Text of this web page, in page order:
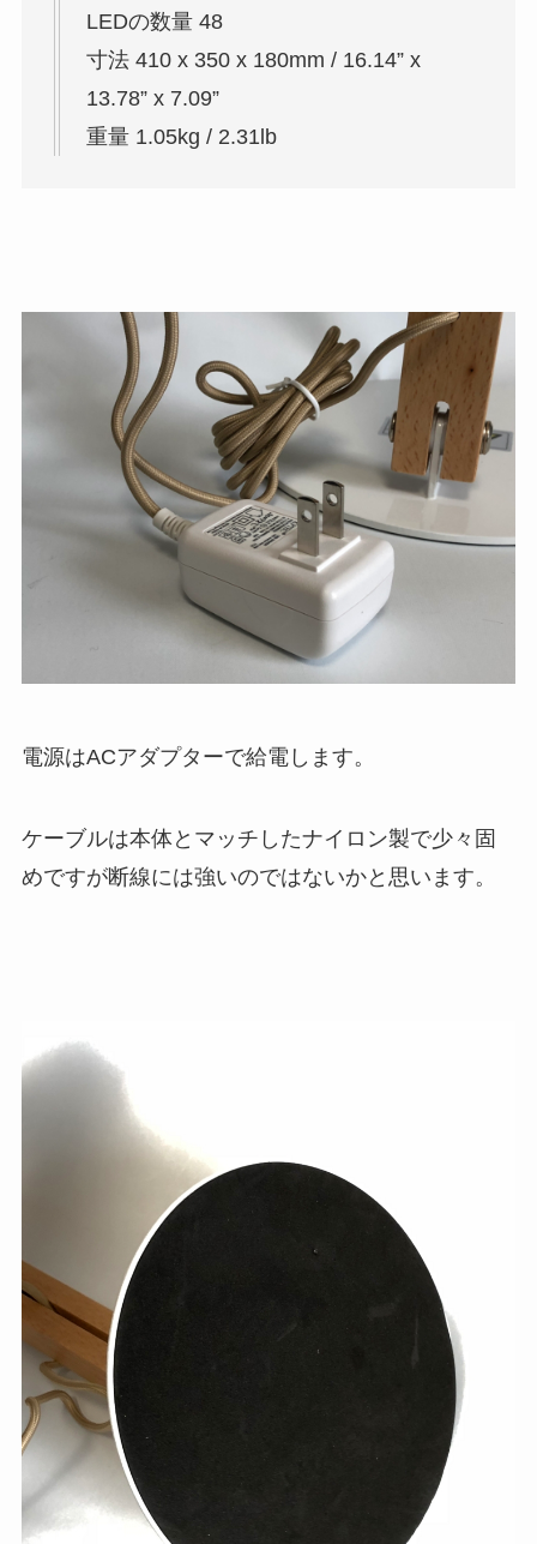
LEDの数量 48
寸法 410 x 350 x 180mm / 16.14” x
13.78” x 7.09”
重量 1.05kg / 2.31lb
電源はACアダプターで給電します。
ケーブルは本体とマッチしたナイロン製で少々固
めですが断線には強いのではないかと思います。